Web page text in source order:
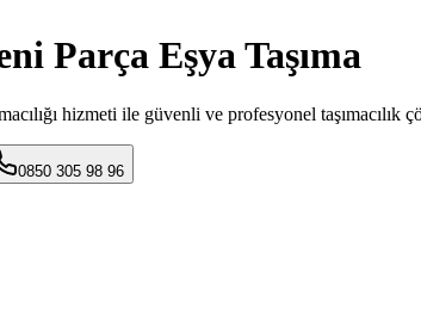
Parça Eşya Taşıma
hizmeti ile güvenli ve profesyonel taşımacılık
0850 305 98 96